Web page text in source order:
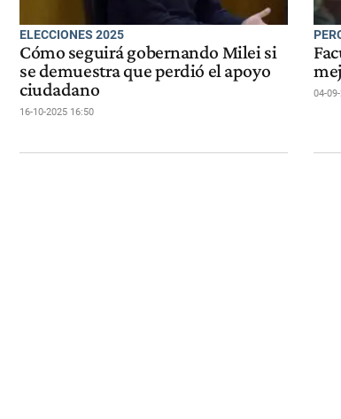
ELECCIONES 2025
Cómo seguirá gobernando Milei si
se demuestra que perdió el apoyo
ciudadano
16-10-2025 16:50
04-